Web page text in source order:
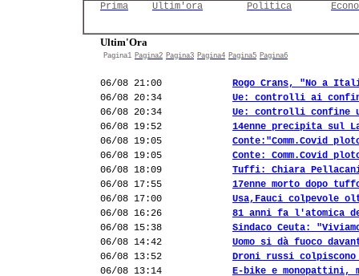
Prima Ultim'ora Politica
Ultim'Ora
Pagina1 Pagina2 Pagina3 Pagina4 Pagina5 Pagina6
06/08 21:00
Rogo Crans, "No a
06/08 20:34
Ue: controlli ai
06/08 20:34
Ue: controlli confine
06/08 19:52
14enne precipita sul
06/08 19:05
Conte:"Comm.Covid
06/08 19:05
Conte: Comm.Covid
06/08 18:09
Tuffi: Chiara
06/08 17:55
17enne morto dopo
06/08 17:00
Usa,Fauci colpevole
06/08 16:26
81 anni fa l'atomica
06/08 15:38
Sindaco Ceuta:
06/08 14:42
Uomo si dà fuoco
06/08 13:52
Droni russi colpiscono
06/08 13:14
E-bike e monopattini,